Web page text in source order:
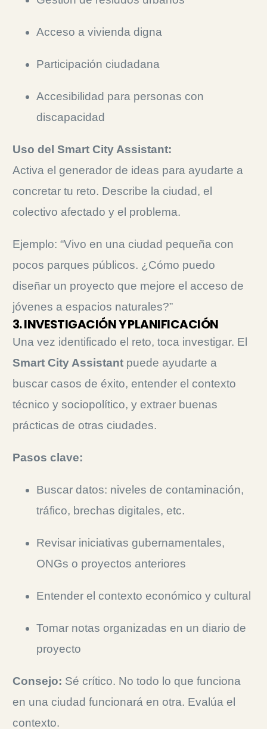
Acceso a vivienda digna
Participación ciudadana
Accesibilidad para personas con
discapacidad
Uso del Smart City Assistant:
Activa el generador de ideas para ayudarte a
concretar tu reto. Describe la ciudad, el
colectivo afectado y el problema.
Ejemplo: “Vivo en una ciudad pequeña con
pocos parques públicos. ¿Cómo puedo
diseñar un proyecto que mejore el acceso de
jóvenes a espacios naturales?”
3. INVESTIGACIÓN Y PLANIFICACIÓN
Una vez identificado el reto, toca investigar. El
Smart City Assistantpuede ayudarte a
buscar casos de éxito, entender el contexto
técnico y sociopolítico, y extraer buenas
prácticas de otras ciudades.
Pasos clave:
Buscar datos: niveles de contaminación,
tráfico, brechas digitales, etc.
Revisar iniciativas gubernamentales,
ONGs o proyectos anteriores
Entender el contexto económico y cultural
Tomar notas organizadas en un diario de
proyecto
Consejo: Sé crítico. No todo lo que funciona
en una ciudad funcionará en otra. Evalúa el
contexto.